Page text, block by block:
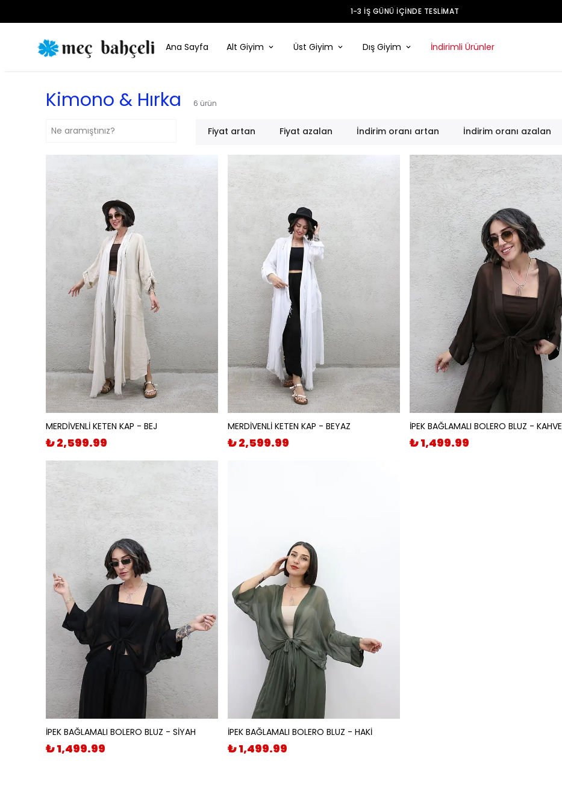
78.000 + MEMNUN MÜŞTERI ❤️
Ana Sayfa Alt Giyim Üst Giyim Dış Giyim İndirimli Ürünler
Kimono & Hırka 6 ürün
Fiyat artan Fiyat azalan İndirim oranı artan İndirim oranı azalan
MERDİVENLİ KETEN KAP - BEJ
₺ 2,599.99
MERDİVENLİ KETEN KAP - BEYAZ
₺ 2,599.99
İPEK BAĞLAMALI BOLERO BLUZ - KAHVE
₺ 1,499.99
İPEK BAĞLAMALI BOLERO BLUZ - SİYAH
₺ 1,499.99
İPEK BAĞLAMALI BOLERO BLUZ - HAKİ
₺ 1,499.99